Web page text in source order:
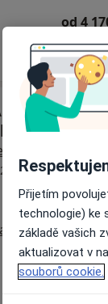
od 4
20 názorů
7
Přijetím
technologie) ke
základě vašich
aktualizovat v
souborů cookie.